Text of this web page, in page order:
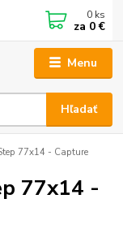
Menu
Hľadať
0 ks
za 0 €
77x14 - Capture
77x14 -